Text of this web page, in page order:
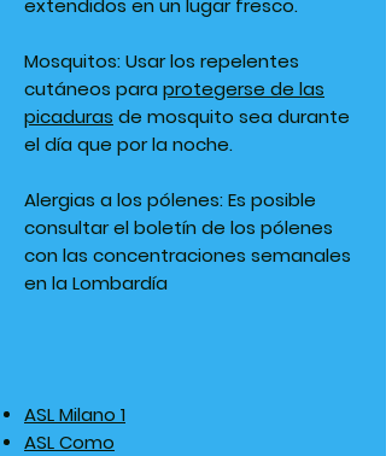
extendidos en un lugar fresco.
Mosquitos: Usar los repelentes
cutáneos para protegerse de las
picaduras de mosquito sea durante
el día que por la noche.
Alergias a los pólenes: Es posible
consultar el boletín de los pólenes
con las concentraciones semanales
en la Lombardía
ASL Milano 1
ASL Como